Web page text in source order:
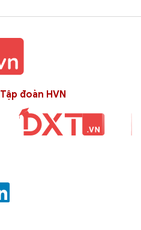
Tập đoàn HVN